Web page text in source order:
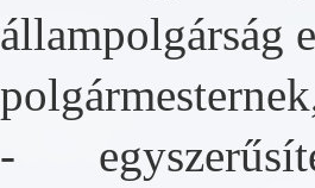
állampolgárság
-